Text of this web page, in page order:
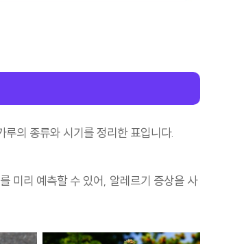
의 종류와 시기를 정리한 표입니다.
미리 예측할 수 있어, 알레르기 증상을 사